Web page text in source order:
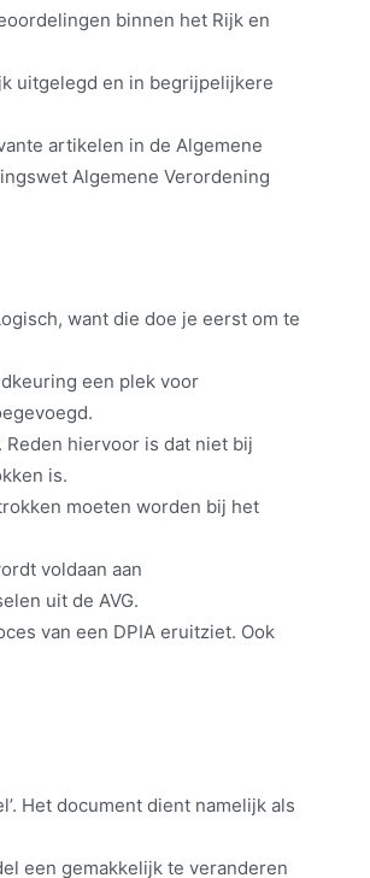
binnen het Rijk en
uitgelegd en in begrijpelijkere
artikelen in de Algemene
Algemene Verordening
want die doe je eerst om te
een plek voor
hiervoor is dat niet bij
is.
moeten worden bij het
voldaan aan
uit de AVG.
van een DPIA eruitziet. Ook
Het document dient namelijk als
een gemakkelijk te veranderen